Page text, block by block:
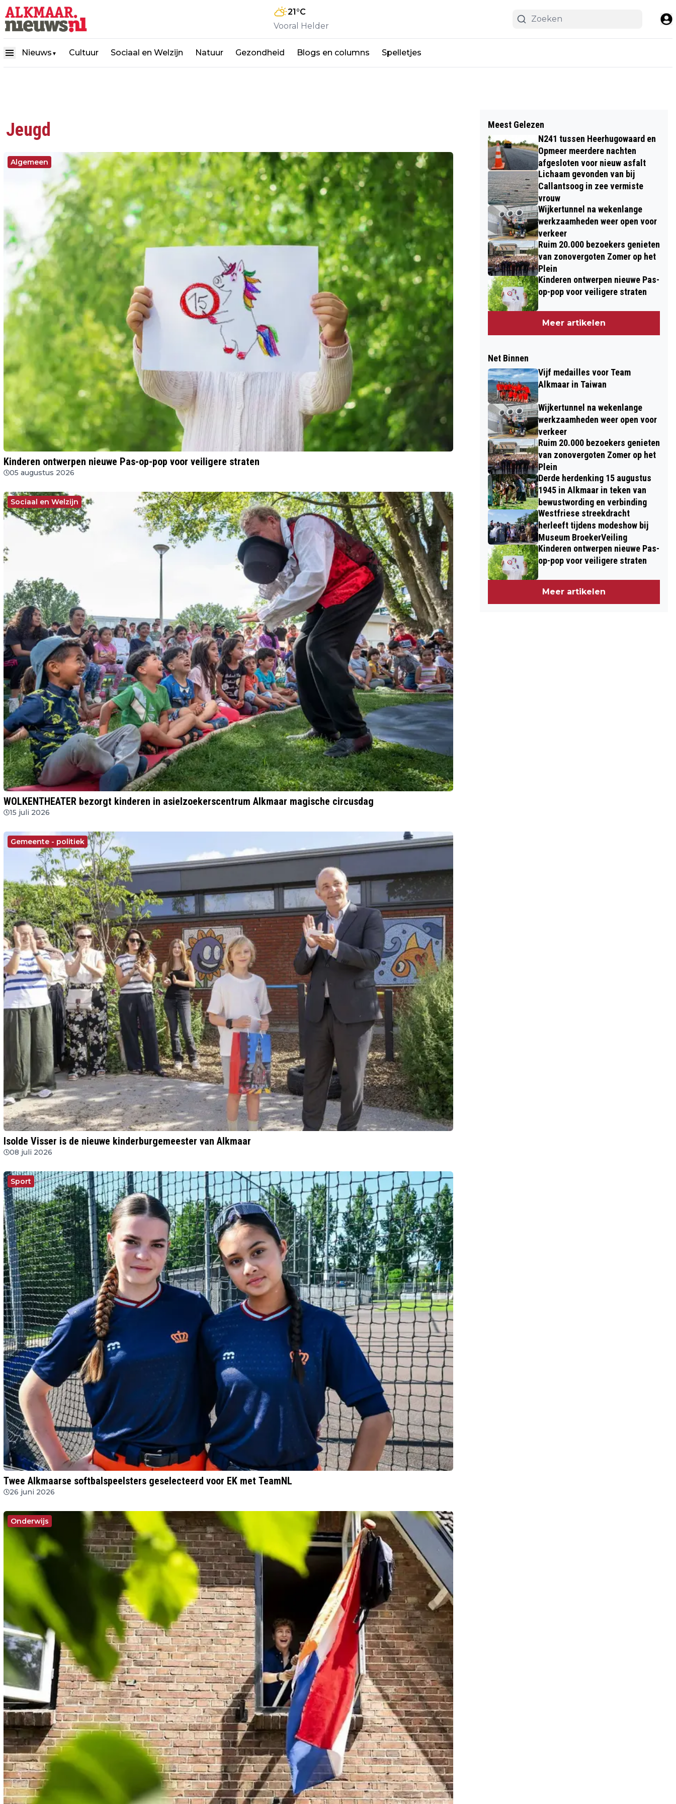
21°C
Vooral Helder
Nieuws ▼ Cultuur Sociaal en Welzijn Natuur Gezondheid Blogs en columns Spelletjes
Jeugd
Algemeen
Kinderen ontwerpen nieuwe Pas-op-pop voor veiligere straten
05 augustus 2026
Sociaal en Welzijn
WOLKENTHEATER bezorgt kinderen in asielzoekerscentrum Alkmaar magische circusdag
15 juli 2026
Gemeente - politiek
Isolde Visser is de nieuwe kinderburgemeester van Alkmaar
08 juli 2026
Sport
Twee Alkmaarse softbalspeelsters geselecteerd voor EK met TeamNL
26 juni 2026
Onderwijs
Meest Gelezen
N241 tussen Heerhugowaard en
Opmeer meerdere nachten
afgesloten voor nieuw asfalt
Lichaam gevonden van bij
Callantsoog in zee vermiste
vrouw
Wijkertunnel na wekenlange
werkzaamheden weer open voor
verkeer
Ruim 20.000 bezoekers genieten
van zonovergoten Zomer op het
Plein
Kinderen ontwerpen nieuwe Pas-
op-pop voor veiligere straten
Meer artikelen
Net Binnen
Vijf medailles voor Team
Alkmaar in Taiwan
Wijkertunnel na wekenlange
werkzaamheden weer open voor
verkeer
Ruim 20.000 bezoekers genieten
van zonovergoten Zomer op het
Plein
Derde herdenking 15 augustus
1945 in Alkmaar in teken van
bewustwording en verbinding
Westfriese streekdracht
herleeft tijdens modeshow bij
Museum BroekerVeiling
Kinderen ontwerpen nieuwe Pas-
op-pop voor veiligere straten
Meer artikelen